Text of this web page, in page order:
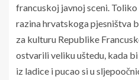
francuskoj javnoj sceni.
razina hrvatskoga pjesništva
za kulturu Republike
ostvarili veliku uštedu, kada
iz ladice i pucao si u